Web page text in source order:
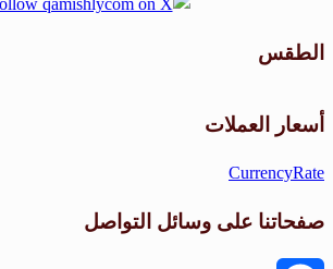
الطقس
أسعار العملات
CurrencyRate
صفحاتنا على وسائل التواصل